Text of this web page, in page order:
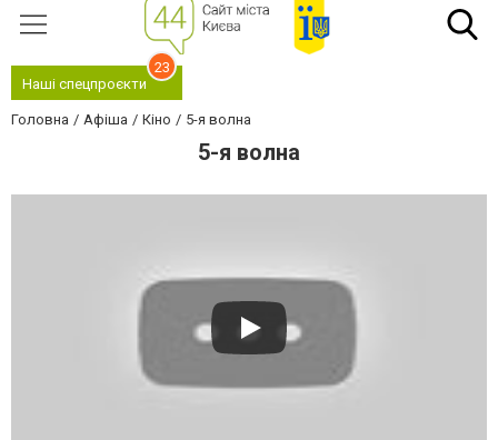
Наші спецпроєкти
23
Головна Афіша Кіно 5-я волна
5-я волна